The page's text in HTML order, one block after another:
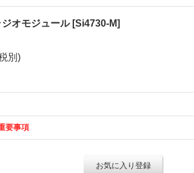
オモジュール [Si4730-M]
別)
要事項
お気に入り登録